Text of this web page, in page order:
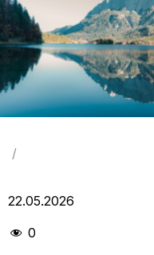
/
22.05.2026
0